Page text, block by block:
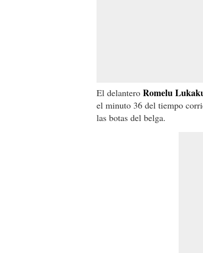
El delantero Romelu
el minuto 36 del tiempo
las botas del belga.